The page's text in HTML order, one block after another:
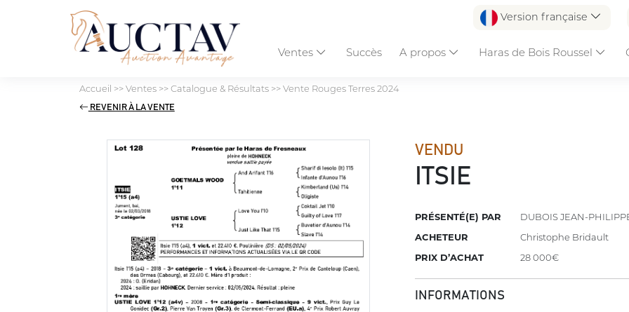
Version française
Ventes Succès A propos Haras de Bois Roussel
Accueil >>Ventes>>Catalogue & Résultats>>Vente Rouges Terres 2024
REVENIR À LA VENTE
VENDU
ITSIE
PRÉSENTÉ(E) PAR
DUBOIS JEAN-
ACHETEUR
Christophe Bridault
PRIX D’ACHAT
28 000€
INFORMATIONS